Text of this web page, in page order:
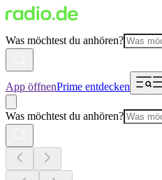
Was möchtest du anhören?
App öffnenPrime entdecken
Was möchtest du anhören?